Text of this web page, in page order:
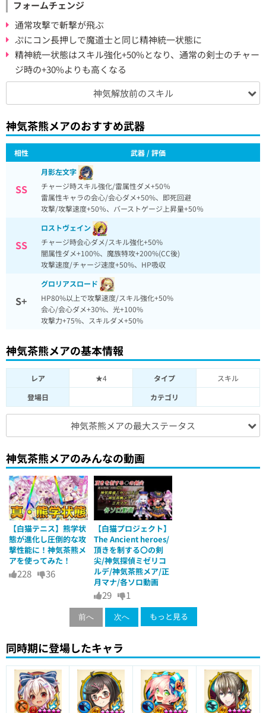
フォームチェンジ
通常攻撃で斬撃が飛ぶ
ぷにコン長押しで魔道士と同じ精神統一状態に
精神統一状態はスキル強化+50%となり、通常の剣士のチャー
ジ時の+30%よりも高くなる
神気解放前のスキル
神気茶熊メアのおすすめ武器
相性 武器 / 評価
SS
月影左文字
チャージ時スキル強化/雷属性ダメ+50％
雷属性キャラの会心/会心ダメ+50%、即死回避
攻撃/攻撃速度+50％、バーストゲージ上昇量+50％
SS
ロストヴェイン
チャージ時会心ダメ/スキル強化+50%
闇属性ダメ+100%、魔族特攻+200%(CC後)
攻撃速度/チャージ速度+50%、HP吸収
S+
グロリアスロード
HP80%以上で攻撃速度/スキル強化+50%
会心/会心ダメ+30%、光+100%
攻撃力+75%、スキルダメ+50%
神気茶熊メアの基本情報
レア ★4 タイプ
スキル
登場日
カテゴリ
神気茶熊メアの最大ステータス
神気茶熊メアのみんなの動画
【白猫テニス】熊学状
態が進化し圧倒的な攻
撃性能に！神気茶熊メ
アを使ってみた！
228 36
【白猫プロジェクト】
The Ancient heroes/
頂きを制する〇の剣
尖/神気探偵ミゼリコ
ルデ/神気茶熊メア/正
月マナ/各ソロ動画
29 1
前へ 次へ もっと見る
同時期に登場したキャラ